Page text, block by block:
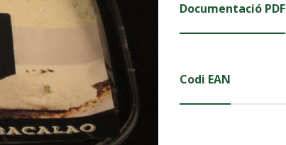
Documentació PDF
Codi EAN